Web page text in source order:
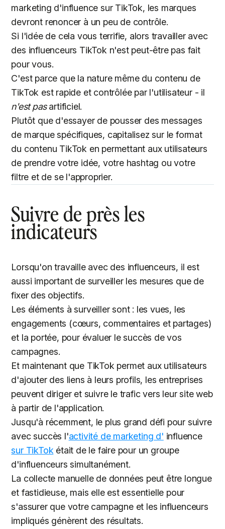
marketing d'influence sur TikTok, les marques
devront renoncer à un peu de contrôle.
Si l'idée de cela vous terrifie, alors travailler avec
des influenceurs TikTok n'est peut-être pas fait
pour vous.
C'est parce que la nature même du contenu de
TikTok est rapide et contrôlée par l'utilisateur - il
n'est pasartificiel.
Plutôt que d'essayer de pousser des messages
de marque spécifiques, capitalisez sur le format
du contenu TikTok en permettant aux utilisateurs
de prendre votre idée, votre hashtag ou votre
filtre et de se l'approprier.
Suivre de près les
indicateurs
Lorsqu'on travaille avec des influenceurs, il est
aussi important de surveiller les mesures que de
fixer des objectifs.
Les éléments à surveiller sont : les vues, les
engagements (cœurs, commentaires et partages)
et la portée, pour évaluer le succès de vos
campagnes.
Et maintenant que TikTok permet aux utilisateurs
d'ajouter des liens à leurs profils, les entreprises
peuvent diriger et suivre le trafic vers leur site web
à partir de l'application.
Jusqu'à récemment, le plus grand défi pour suivre
avec succès l'activité de marketing d' influence
sur TikTok était de le faire pour un groupe
d'influenceurs simultanément.
La collecte manuelle de données peut être longue
et fastidieuse, mais elle est essentielle pour
s'assurer que votre campagne et les influenceurs
impliqués génèrent des résultats.